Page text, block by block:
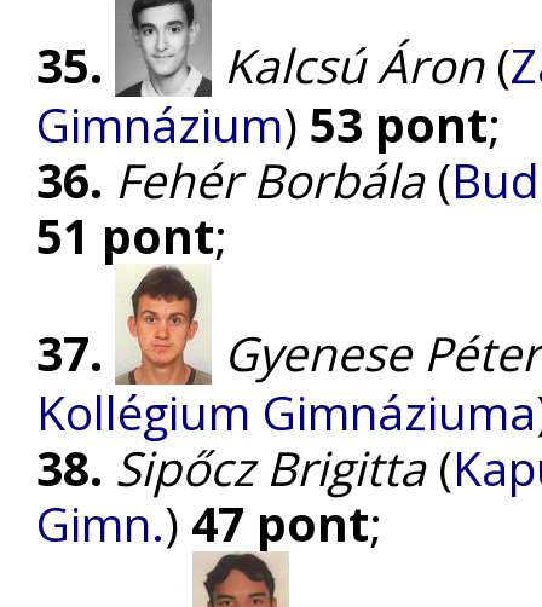
35.
Kalcsú Áron(
Gimnázium) 53 pont;
36. Fehér Borbála(
51 pont;
37.
Gyenese Péter
Kollégium Gimnáziuma
38. Sipőcz Brigitta(
Gimn.) 47 pont;